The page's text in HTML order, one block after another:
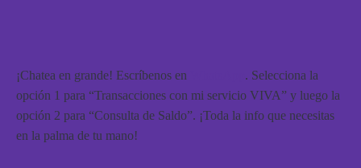
¡Chatea en grande! Escríbenos en
. Selecciona la
opción 1 para “Transacciones con mi servicio VIVA” y luego la
opción 2 para “Consulta de Saldo”. ¡Toda la info que necesitas
en la palma de tu mano!